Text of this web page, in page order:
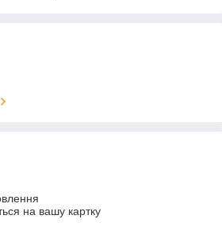
на вашу картку